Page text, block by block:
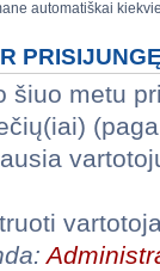
automatiškai
šiuo metu